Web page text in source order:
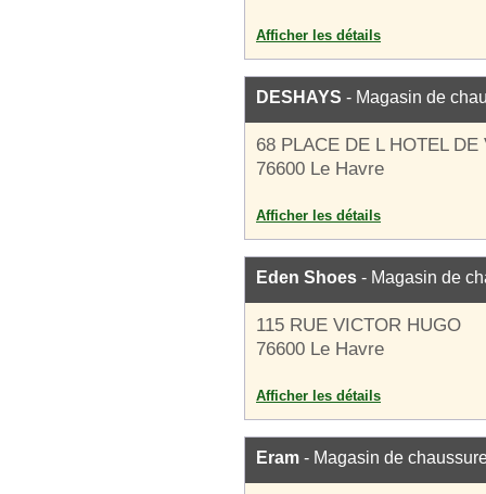
Afficher les détails
DESHAYS - Magasin de
68 PLACE DE L HOTEL DE
76600 Le Havre
Afficher les détails
Eden Shoes - Magasin de
115 RUE VICTOR HUGO
76600 Le Havre
Afficher les détails
Eram - Magasin de